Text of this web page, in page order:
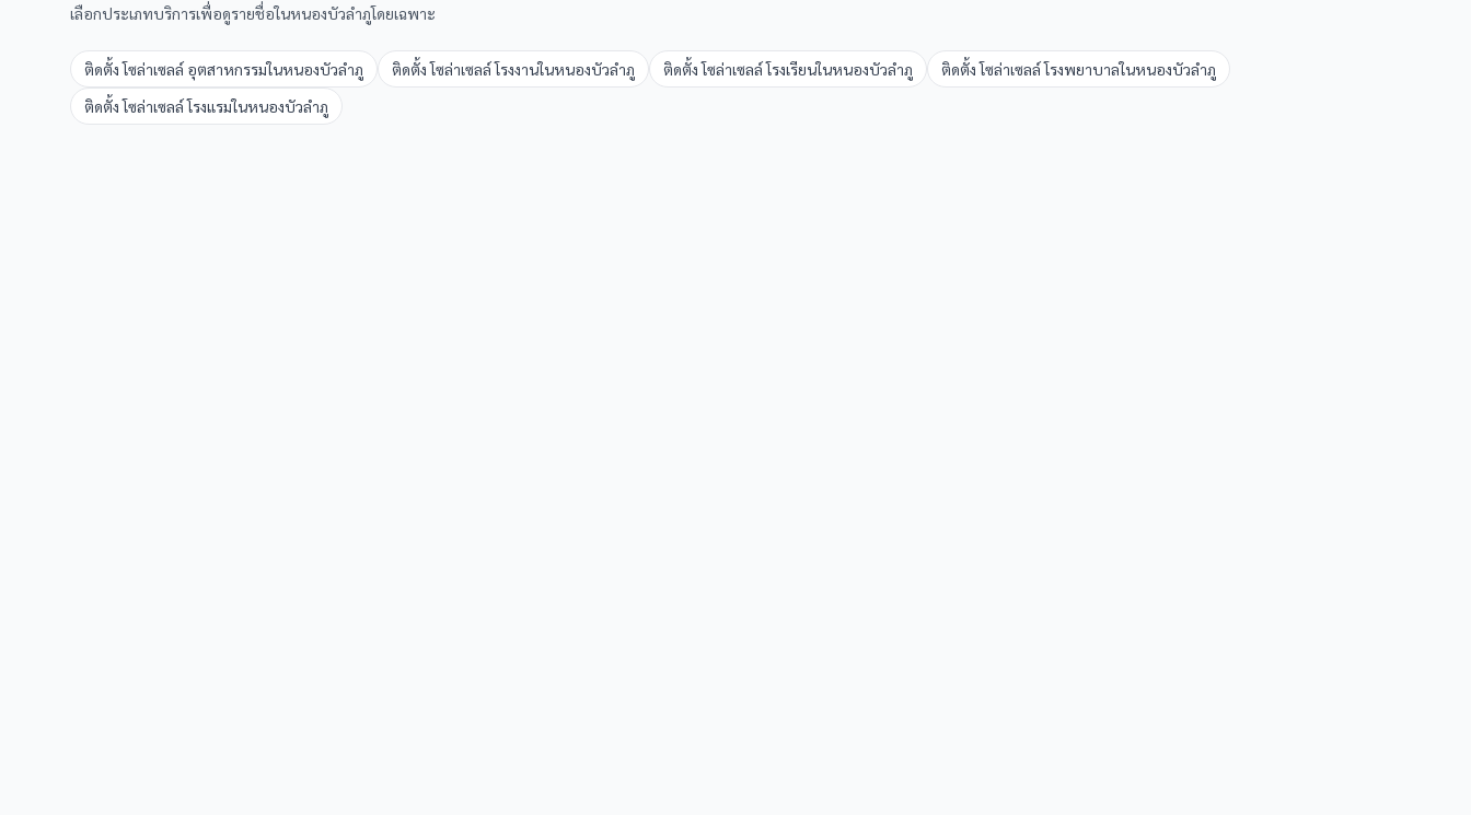
เลือกประเภทบริการเพื่อดูรายชื่อในหนองบัวลำภูโดยเฉพาะ
ติดตั้ง โซล่าเซลล์ อุตสาหกรรมในหนองบัวลำภู ติดตั้ง โซล่าเซลล์ โรงงานในหนองบัวลำภู ติดตั้ง โซล่าเซลล์ โรงเรียนในหนองบัวลำภู ติดตั้ง โซล่าเซลล์ โรงพยาบาลในหนองบัวลำภู
ติดตั้ง โซล่าเซลล์ โรงแรมในหนองบัวลำภู